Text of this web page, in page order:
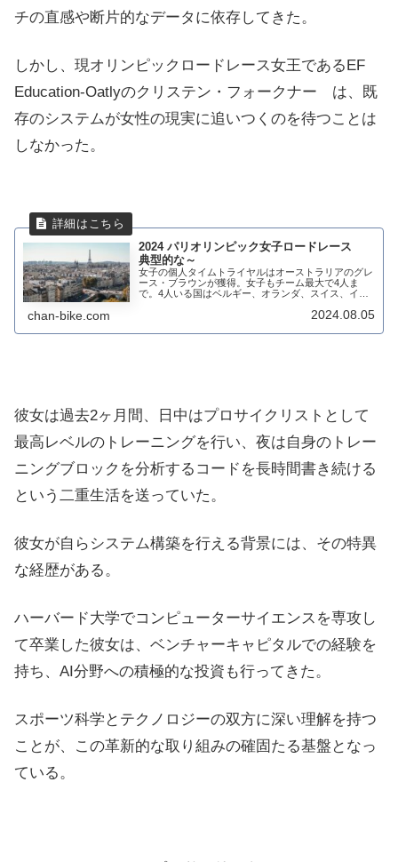
チの直感や断片的なデータに依存してきた。
しかし、現オリンピックロードレース女王であるEF
Education-Oatlyのクリステン・フォークナー は、既
存のシステムが女性の現実に追いつくのを待つことは
しなかった。
2024 パリオリンピック女子ロードレース
典型的な～
女子の個人タイムトライヤルはオーストラリアのグレ
ース・ブラウンが獲得。女子もチーム最大で4人ま
で。4人いる国はベルギー、オランダ、スイス、イタ
子の新城幸也は、8分57秒遅れの56位で完走してい...
chan-bike.com 2024.08.05
彼女は過去2ヶ月間、日中はプロサイクリストとして
最高レベルのトレーニングを行い、夜は自身のトレー
ニングブロックを分析するコードを長時間書き続ける
という二重生活を送っていた。
彼女が自らシステム構築を行える背景には、その特異
な経歴がある。
ハーバード大学でコンピューターサイエンスを専攻し
て卒業した彼女は、ベンチャーキャピタルでの経験を
持ち、AI分野への積極的な投資も行ってきた。
スポーツ科学とテクノロジーの双方に深い理解を持つ
ことが、この革新的な取り組みの確固たる基盤となっ
ている。